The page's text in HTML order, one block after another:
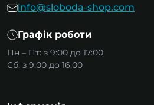
info@sloboda-shop.com
Графік роботи
Пн – Пт: з 9:00 до 17:00
Сб: з 9:00 до 16:00